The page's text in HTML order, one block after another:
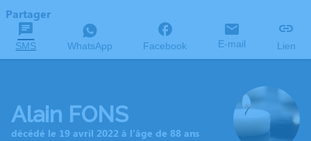
Partager
SMS WhatsApp Facebook E-mail Lien
Alain FONS
décédé le 19 avril 2022 à l'âge de 88 ans